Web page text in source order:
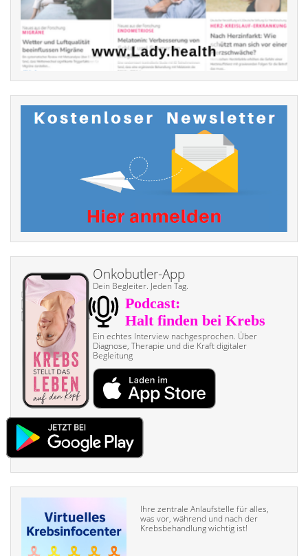
Onkobutler-App
Dein Begleiter. Jeden Tag.
Ein echtes Interview nach­gesprochen. Über
Diagnose, Therapie und die Kraft digitaler
Begleitung
Ihre zentrale Anlaufstelle für alles,
was vor, während und nach der
Krebsbehandlung wichtig ist!